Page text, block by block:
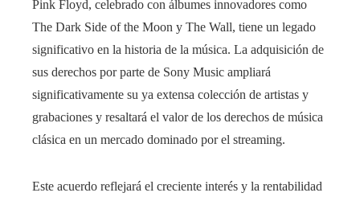
Pink Floyd, celebrado con álbumes innovadores como
The Dark Side of the Moon y The Wall, tiene un legado
significativo en la historia de la música. La adquisición de
sus derechos por parte de Sony Music ampliará
significativamente su ya extensa colección de artistas y
grabaciones y resaltará el valor de los derechos de música
clásica en un mercado dominado por el streaming.
Este acuerdo reflejará el creciente interés y la rentabilidad